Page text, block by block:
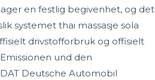
en festlig begivenhet, og det
systemet thai massasje sola
drivstofforbruk og offisielt
und den
Deutsche Automobil